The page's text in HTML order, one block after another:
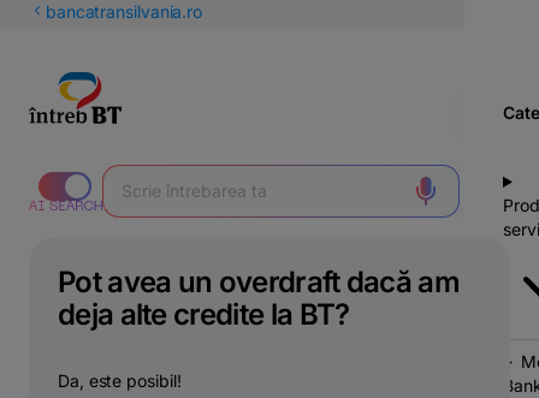
latineștibancatransilvania.ro
Pot avea un overdraft dacă am
deja alte credite la BT?
Da, este posibil!